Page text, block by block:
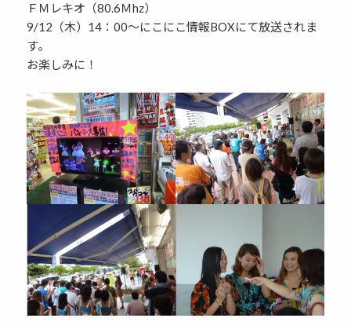
ＦＭレキオ（80.6Ｍhz）
9/12（木）14：00～にこにこ情報BOXにて放送されま
す。
お楽しみに！